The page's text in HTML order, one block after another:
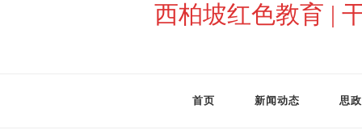
西柏坡红色教育 |
首页 新闻动态 思